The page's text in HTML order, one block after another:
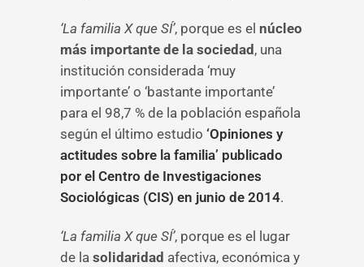
‘La familia X que SÍ’, porque es el núcleo
más importante de la sociedad, una
institución considerada ‘muy
importante’ o ‘bastante importante’
para el 98,7 % de la población española
según el último estudio ‘Opiniones y
actitudes sobre la familia’ publicado
por el Centro de Investigaciones
Sociológicas (CIS) en junio de 2014.
‘La familia X que SÍ’, porque es el lugar
de la solidaridad afectiva, económica y